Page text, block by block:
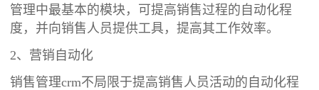
管理中最基本的模块，可提高销售过程的自动化程
度，并向销售人员提供工具，提高其工作效率。
2、营销自动化
销售管理crm不局限于提高销售人员活动的自动化程